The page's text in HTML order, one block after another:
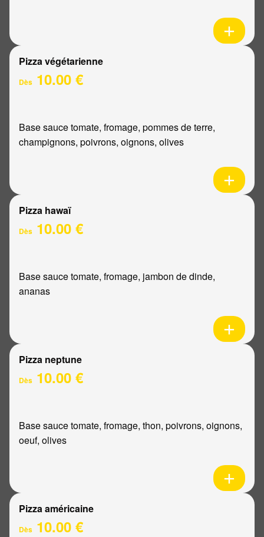
Pizza végétarienne
Dès 10.00 €
Base sauce tomate, fromage, pommes de terre,
champignons, poivrons, oignons, olives
Pizza hawaï
Dès 10.00 €
Base sauce tomate, fromage, jambon de dinde,
ananas
Pizza neptune
Dès 10.00 €
Base sauce tomate, fromage, thon, poivrons, oignons,
oeuf, olives
Pizza américaine
Dès 10.00 €